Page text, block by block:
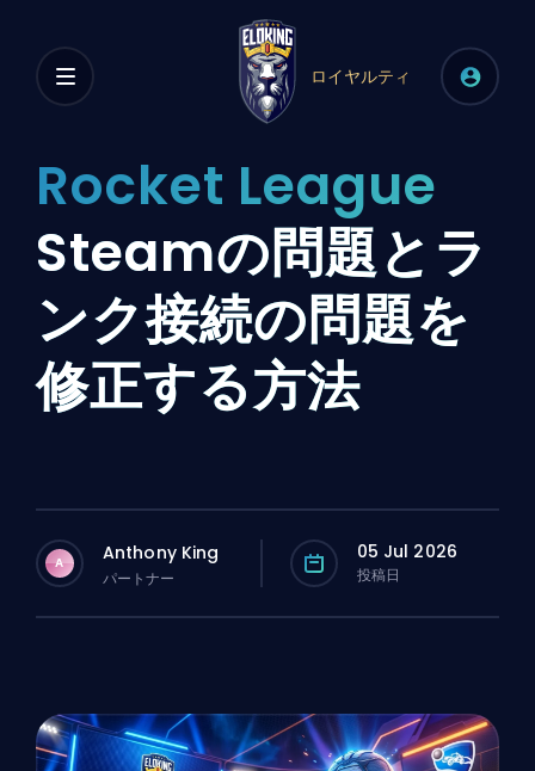
ロイヤルティ
Rocket League
Steamの問題とラ
ンク接続の問題を
修正する方法
A Anthony King
パートナー
05 Jul 2026
投稿日